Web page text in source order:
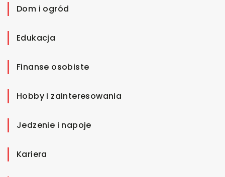
Dom i ogród
Edukacja
Finanse osobiste
Hobby i zainteresowania
Jedzenie i napoje
Kariera